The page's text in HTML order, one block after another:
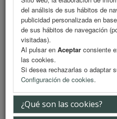
del análisis de sus hábitos de
publicidad personalizada en
de sus hábitos de navegación
visitadas).
Al pulsar en Aceptar consiente
las cookies.
Si desea rechazarlas o adaptar
Configuración de cookies.
¿Qué son las cookies?
Comité Organizador Medicina
Comité Científico Medicina
Comité Organizador Farmacia
Comité Científico Farmacia
Comité Científico